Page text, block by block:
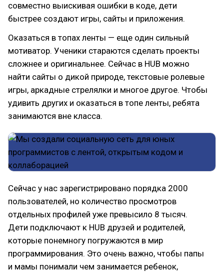
совместно выискивая ошибки в коде, дети
быстрее создают игры, сайты и приложения.
Оказаться в топах ленты — еще один сильный
мотиватор. Ученики стараются сделать проекты
сложнее и оригинальнее. Сейчас в HUB можно
найти сайты о дикой природе, текстовые ролевые
игры, аркадные стрелялки и многое другое. Чтобы
удивить других и оказаться в топе ленты, ребята
занимаются вне класса.
Сейчас у нас зарегистрировано порядка 2000
пользователей, но количество просмотров
отдельных профилей уже превысило 8 тысяч.
Дети подключают к HUB друзей и родителей,
которые понемногу погружаются в мир
программирования. Это очень важно, чтобы папы
и мамы понимали чем занимается ребенок,